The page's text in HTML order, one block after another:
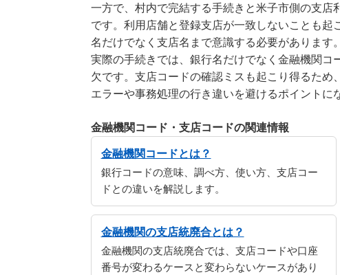
一方で、村内で完結する手続きと米子市側の支
です。利用店舗と登録支店が一致しないことも
名だけでなく支店名まで意識する必要があります。
実際の手続きでは、銀行名だけでなく金融機関
欠です。支店コードの確認ミスも起こり得るた
エラーや事務処理の行き違いを避けるポイントに
金融機関コード・支店コードの関連情報
金融機関コードとは？
銀行コードの意味、調べ方、使い方、支店コー
ドとの違いを解説します。
金融機関の支店統廃合とは？
金融機関の支店統廃合では、支店コードや口座
番号が変わるケースと変わらないケースがあり